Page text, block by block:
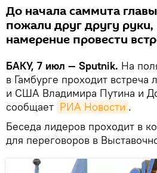
До начала саммита
пожали друг другу
намерение провести
БАКУ, 7 июл — Sputnik. На
в Гамбурге проходит встреча
и США Владимира Путина и
сообщает РИА Новости .
Беседа лидеров проходит в
для переговоров в